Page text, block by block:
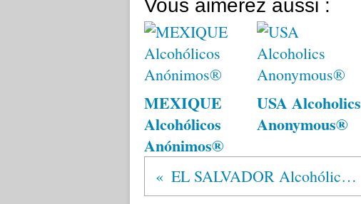
Vous aimerez aussi :
MEXIQUE
Alcohólicos
Anónimos®
USA Alcoholics
Anonymous®
EL SALVADOR Alcohólicos Anónimos®